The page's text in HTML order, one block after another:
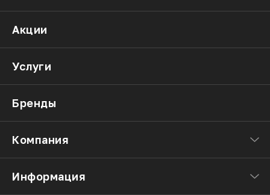
Акции
Услуги
Бренды
Компания
Информация